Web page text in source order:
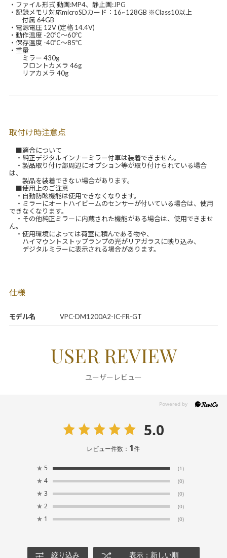
モデル名 VPC-DM1200A2-IC-FR-GT
・ファイル形式 動画:MP4、静止画:JPG
・記録メモリ対応microSDカード：16~128GB ※Class10以上
付属 64GB
・電源電圧 12V (定格 14.4V)
・動作温度 -20℃～60℃
・保存温度 -40℃～85℃
・重量
ミラー 430g
フロントカメラ 46g
リアカメラ 40g
取付け時注意点
■適合について
・純正デジタルインナーミラー付車は装着できません。
・製品取り付け部周辺にオプション等が取り付けられている場合
は、
製品を装着できない場合があります。
■使用上のご注意
・自動防眩機能は使用できなくなります。
・ミラーにオートハイビームのセンサーが付いている場合は、使用
できなくなります。
・その他純正ミラーに内蔵された機能がある場合は、使用できませ
ん。
・使用環境によっては荷室に積んである物や、
ハイマウントストップランプの光がリアガラスに映り込み、
デジタルミラーに表示される場合があります。
仕様
USER REVIEW
ユーザーレビュー
5.0
レビュー件数： 1件
★ 5 (1)
★ 4 (0)
★ 3 (0)
★ 2 (0)
★ 1 (0)
絞り込み 表示：新しい順